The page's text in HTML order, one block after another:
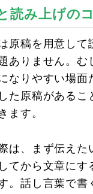
読み上げの
原稿を用意して
ありません。む
なりやすい場面
た原稿があるこ
ます。
は、まず伝えた
てから文章にす
。話し言葉で書